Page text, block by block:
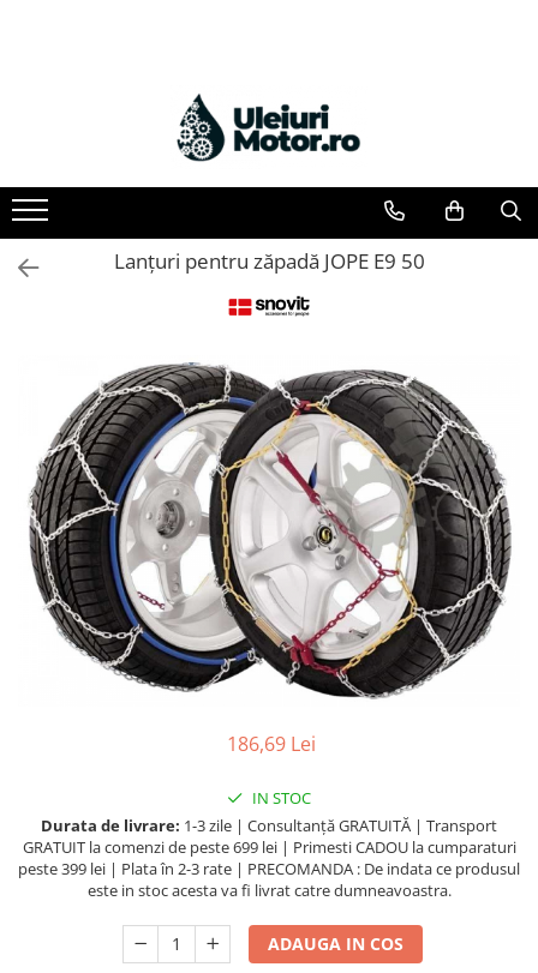
Uleiuri Motor Autoturisme
Uleiuri Motor Camioane
Uleiuri Motor Motociclete
Uleiuri Motor Utilaje Agricole
Uleiuri Motor Ambarcațiuni
Uleiuri Motor Utilaje
Uleiuri Motor Utilaje Motociclete
Uleiuri Motor Vehicule Comerciale
Uleiuri Transmisii
Uleiuri Servodirecție
Uleiuri Transmisie Autoturisme
Uleiuri Transmisie Camioane
Uleiuri Transmisie Motociclete
Uleiuri Transmisie Utilaje
Uleiuri Transmisie Vehicule
Antigel
Antigel Autoturisme
Antigel Motociclete
Lanțuri pentru zăpadă JOPE E9 50
186,69 Lei
IN STOC
Durata de livrare: 1-3 zile | Consultanță GRATUITĂ | Transport
GRATUIT la comenzi de peste 699 lei | Primesti CADOU la cumparaturi
peste 399 lei | Plata în 2-3 rate | PRECOMANDA : De indata ce produsul
este in stoc acesta va fi livrat catre dumneavoastra.
ADAUGA IN COS